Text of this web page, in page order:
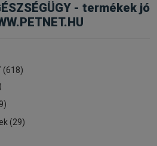
- termékek jó
(618)
(29)